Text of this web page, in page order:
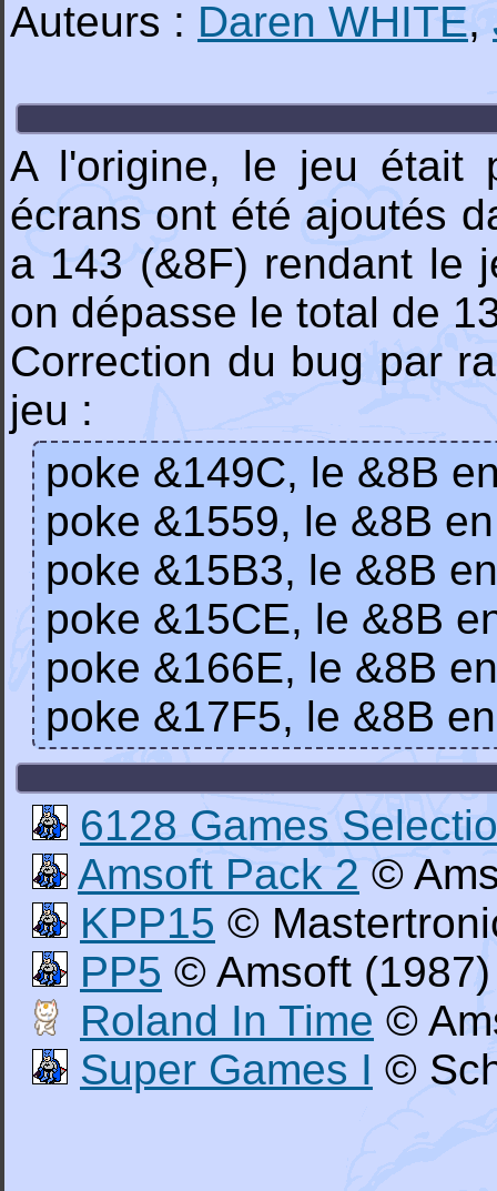
Auteurs : Daren WHITE,
A l'origine, le jeu était
écrans ont été ajoutés
a 143 (&8F) rendant le
on dépasse le total de
Correction du bug par
jeu :
poke &149C, le &8B
poke &1559, le &8B
poke &15B3, le &8B
poke &15CE, le &8B
poke &166E, le &8B
poke &17F5, le &8B
6128 Games
Amsoft Pack 2 ©
KPP15 ©
PP5 © Amsoft (1987)
Roland In Time ©
Super Games I ©